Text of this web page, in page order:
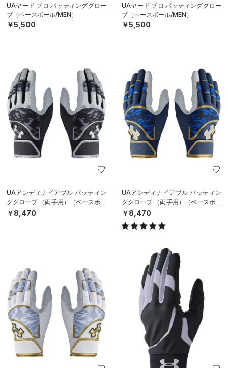
UAヤード プロ バッティンググロー
ブ（ベースボール/MEN）
￥5,500
UAヤード プロ バッティンググロー
ブ（ベースボール/MEN）
￥5,500
UAアンディナイアブル バッティン
ググローブ （両手用）（ベースボー
ル/MEN）
￥8,470
UAアンディナイアブル バッティン
ググローブ （両手用）（ベースボー
ル/MEN）
￥8,470